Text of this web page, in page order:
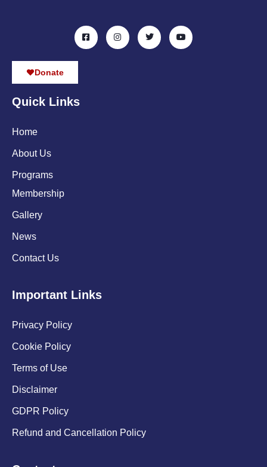
Donate
Quick Links
Home
About Us
Programs
Membership
Gallery
News
Contact Us
Important Links
Privacy Policy
Cookie Policy
Terms of Use
Disclaimer
GDPR Policy
Refund and Cancellation Policy